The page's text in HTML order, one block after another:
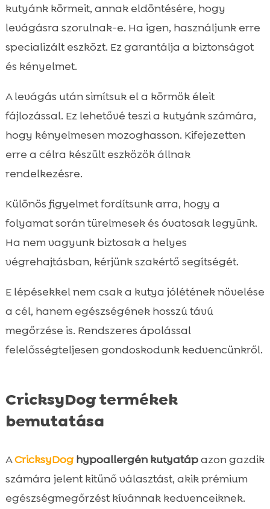
kutyánk körmeit, annak eldöntésére, hogy
levágásra szorulnak-e. Ha igen, használjunk erre
specializált eszközt. Ez garantálja a biztonságot
és kényelmet.
A levágás után simítsuk el a körmök éleit
fájlozással. Ez lehetővé teszi a kutyánk számára,
hogy kényelmesen mozoghasson. Kifejezetten
erre a célra készült eszközök állnak
rendelkezésre.
Különös figyelmet fordítsunk arra, hogy a
folyamat során türelmesek és óvatosak legyünk.
Ha nem vagyunk biztosak a helyes
végrehajtásban, kérjünk szakértő segítségét.
E lépésekkel nem csak a kutya jólétének növelése
a cél, hanem egészségének hosszú távú
megőrzése is. Rendszeres ápolással
felelősségteljesen gondoskodunk kedvencünkről.
CricksyDog termékek
bemutatása
ACricksyDoghypoallergén kutyatápazon gazdik
számára jelent kitűnő választást, akik prémium
egészségmegőrzést kívánnak kedvenceiknek.